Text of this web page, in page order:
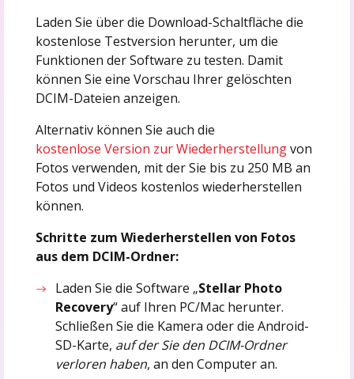
Laden Sie über die Download-Schaltfläche die
kostenlose Testversion herunter, um die
Funktionen der Software zu testen. Damit
können Sie eine Vorschau Ihrer gelöschten
DCIM-Dateien anzeigen.
Alternativ können Sie auch die
kostenlose Version zur Wiederherstellungvon
Fotos verwenden, mit der Sie bis zu 250 MB an
Fotos und Videos kostenlos wiederherstellen
können.
Schritte zum Wiederherstellen von Fotos
aus dem DCIM-Ordner:
Laden Sie die Software „Stellar Photo
Recovery“ auf Ihren PC/Mac herunter.
Schließen Sie die Kamera oder die Android-
SD-Karte, auf der Sie den DCIM-Ordner
verloren haben, an den Computer an.